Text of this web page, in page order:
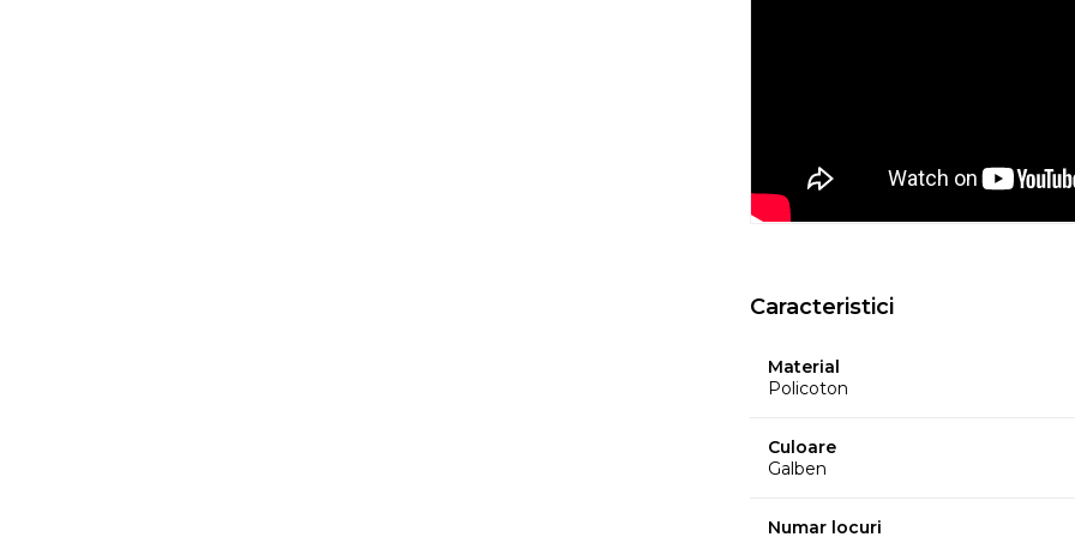
este un brand spaniol de
huselor pentru mobilier. Creativitatea,
Caracteristici
Material
Policoton
Culoare
Galben
Numar locuri